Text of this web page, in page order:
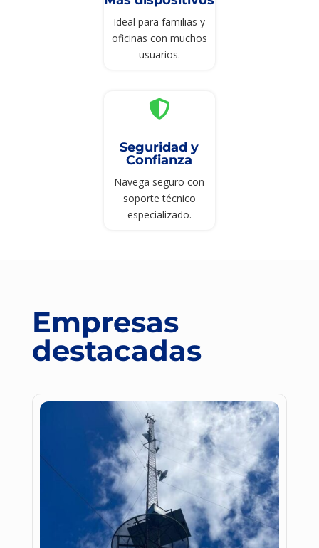
Ideal para familias y
oficinas con muchos
usuarios.

Seguridad y
Confianza
Navega seguro con
soporte técnico
especializado.
Empresas
destacadas